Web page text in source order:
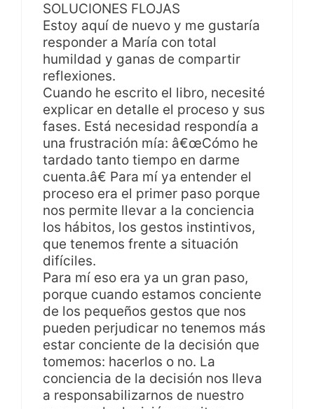
SOLUCIONES FLOJAS
Estoy aquí de nuevo y me gustaría
responder a María con total
humildad y ganas de compartir
reflexiones.
Cuando he escrito el libro, necesité
explicar en detalle el proceso y sus
fases. Está necesidad respondía a
una frustración mía: â€œCómo he
tardado tanto tiempo en darme
cuenta.â€ Para mí ya entender el
proceso era el primer paso porque
nos permite llevar a la conciencia
los hábitos, los gestos instintivos,
que tenemos frente a situación
difíciles.
Para mí eso era ya un gran paso,
porque cuando estamos conciente
de los pequeños gestos que nos
pueden perjudicar no tenemos más
estar conciente de la decisión que
tomemos: hacerlos o no. La
conciencia de la decisión nos lleva
a responsabilizarnos de nuestro